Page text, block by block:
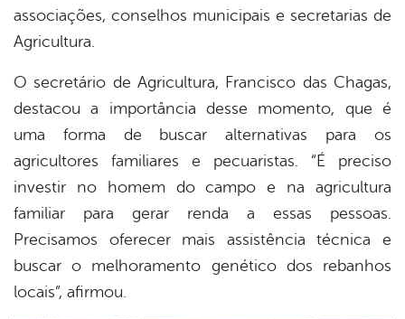
associações, conselhos municipais e secretarias de
Agricultura.
O secretário de Agricultura, Francisco das Chagas,
destacou a importância desse momento, que é
uma forma de buscar alternativas para os
agricultores familiares e pecuaristas. “É preciso
investir no homem do campo e na agricultura
familiar para gerar renda a essas pessoas.
Precisamos oferecer mais assistência técnica e
buscar o melhoramento genético dos rebanhos
locais”, afirmou.